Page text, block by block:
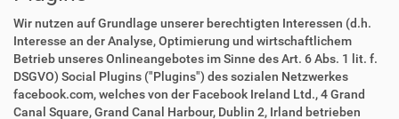
Wir nutzen auf Grundlage unserer berechtigten Interessen (d.h.
Interesse an der Analyse, Optimierung und wirtschaftlichem
Betrieb unseres Onlineangebotes im Sinne des Art. 6 Abs. 1 lit. f.
DSGVO) Social Plugins ("Plugins") des sozialen Netzwerkes
facebook.com, welches von der Facebook Ireland Ltd., 4 Grand
Canal Square, Grand Canal Harbour, Dublin 2, Irland betrieben